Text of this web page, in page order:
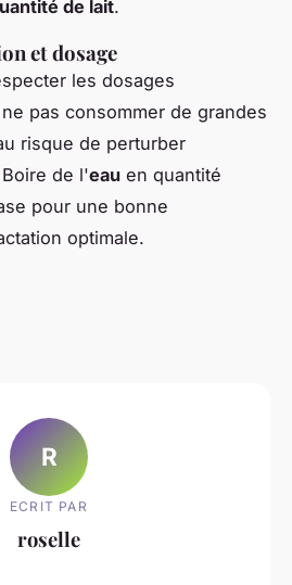
de lait.
et dosage
les dosages
pas consommer de grandes
risque de perturber
de l'eau en quantité
pour une bonne
optimale.
R
ECRIT PAR
roselle